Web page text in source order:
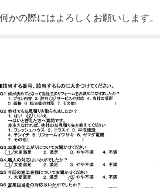
かの際にはよろしくお願いします。